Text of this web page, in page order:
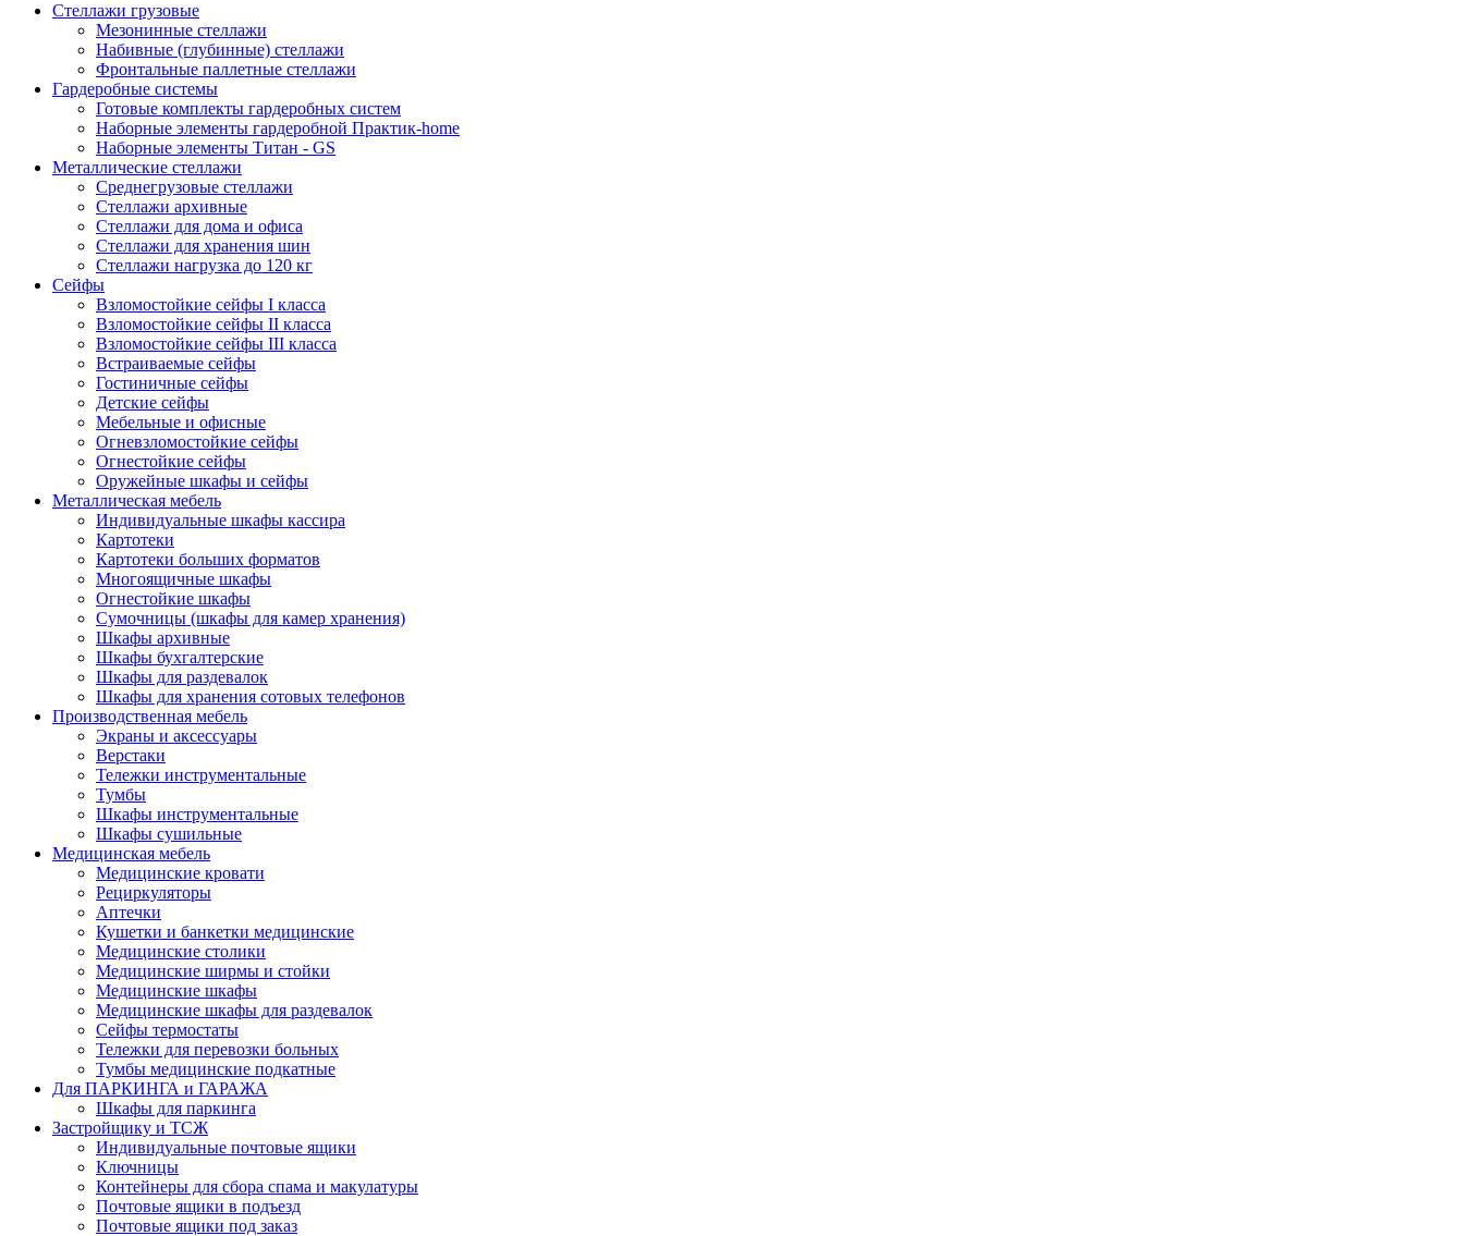
Стеллажи грузовые
Мезонинные стеллажи
Набивные (глубинные) стеллажи
Фронтальные паллетные стеллажи
Гардеробные системы
Готовые комплекты гардеробных систем
Наборные элементы гардеробной Практик-home
Наборные элементы Титан - GS
Металлические стеллажи
Среднегрузовые стеллажи
Стеллажи архивные
Стеллажи для дома и офиса
Стеллажи для хранения шин
Стеллажи нагрузка до 120 кг
Сейфы
Взломостойкие сейфы I класса
Взломостойкие сейфы II класса
Взломостойкие сейфы III класса
Встраиваемые сейфы
Гостиничные сейфы
Детские сейфы
Мебельные и офисные
Огневзломостойкие сейфы
Огнестойкие сейфы
Оружейные шкафы и сейфы
Металлическая мебель
Индивидуальные шкафы кассира
Картотеки
Картотеки больших форматов
Многоящичные шкафы
Огнестойкие шкафы
Сумочницы (шкафы для камер хранения)
Шкафы архивные
Шкафы бухгалтерские
Шкафы для раздевалок
Шкафы для хранения сотовых телефонов
Производственная мебель
Экраны и аксессуары
Верстаки
Тележки инструментальные
Тумбы
Шкафы инструментальные
Шкафы сушильные
Медицинская мебель
Медицинские кровати
Рециркуляторы
Аптечки
Кушетки и банкетки медицинские
Медицинские столики
Медицинские ширмы и стойки
Медицинские шкафы
Медицинские шкафы для раздевалок
Сейфы термостаты
Тележки для перевозки больных
Тумбы медицинские подкатные
Для ПАРКИНГА и ГАРАЖА
Шкафы для паркинга
Застройщику и ТСЖ
Индивидуальные почтовые ящики
Ключницы
Контейнеры для сбора спама и макулатуры
Почтовые ящики в подъезд
Почтовые ящики под заказ